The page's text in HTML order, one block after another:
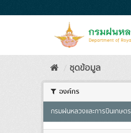
to
ชุดข้อมูล
องค์กร
กรมฝนหลวงและการบินเกษตร